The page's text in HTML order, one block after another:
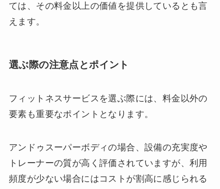
ては、その料金以上の価値を提供しているとも言
えます。
選ぶ際の注意点とポイント
フィットネスサービスを選ぶ際には、料金以外の
要素も重要なポイントとなります。
アンドゥスーパーボディの場合、設備の充実度や
トレーナーの質が高く評価されていますが、利用
頻度が少ない場合にはコストが割高に感じられる